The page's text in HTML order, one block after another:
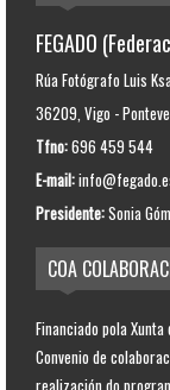
FEGADO
Rúa Fotógrafo Luis
36209, Vigo -
Tfno:696 459 544
E-mail:
Presidente:Sonia
COA
Financiado pola
Convenio de
realización do